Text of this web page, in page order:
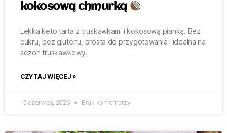
kokosową chmurką
Lekka keto tarta z truskawkami i kokosową pianką. Bez
cukru, bez glutenu, prosta do przygotowania i idealna na
sezon truskawkowy.
CZYTAJ WIĘCEJ »
15 czerwca, 2026 Brak komentarzy